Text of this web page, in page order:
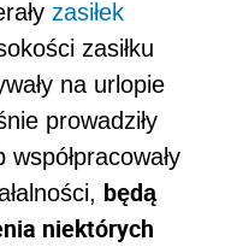
zasiłek
zasiłku
na urlopie
prowadziły
będą
niektórych